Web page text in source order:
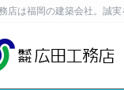
店は福岡の建築会社。誠